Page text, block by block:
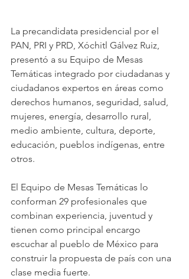
La precandidata presidencial por el
PAN, PRI y PRD, Xóchitl Gálvez Ruiz,
presentó a su Equipo de Mesas
Temáticas integrado por ciudadanas y
ciudadanos expertos en áreas como
derechos humanos, seguridad, salud,
mujeres, energía, desarrollo rural,
medio ambiente, cultura, deporte,
educación, pueblos indígenas, entre
otros.
El Equipo de Mesas Temáticas lo
conforman 29 profesionales que
combinan experiencia, juventud y
tienen como principal encargo
escuchar al pueblo de México para
construir la propuesta de país con una
clase media fuerte.